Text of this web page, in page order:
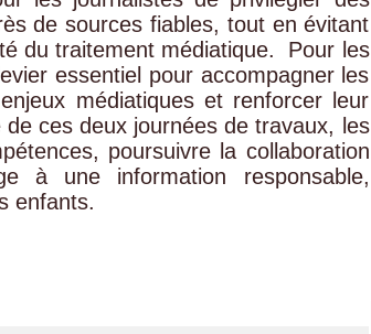
de sources fiables, tout en évitant
du traitement médiatique. ‎ ‎Pour les
essentiel pour accompagner les
médiatiques et renforcer leur
ces deux journées de travaux, les
poursuivre la collaboration
à une information responsable,
enfants.